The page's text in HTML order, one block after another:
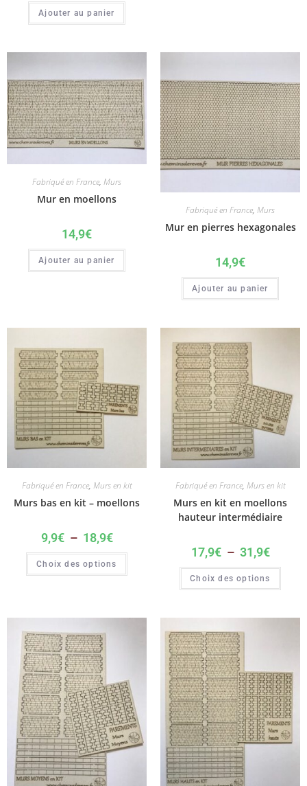
Ajouter au panier
Fabriqué en France, Murs
Mur en moellons
14,9€
Ajouter au panier
Fabriqué en France, Murs
Mur en pierres hexagonales
14,9€
Ajouter au panier
Fabriqué en France, Murs en kit
Murs bas en kit – moellons
9,9€ – 18,9€
Choix des options
Fabriqué en France, Murs en kit
Murs en kit en moellons
hauteur intermédiaire
17,9€ – 31,9€
Choix des options